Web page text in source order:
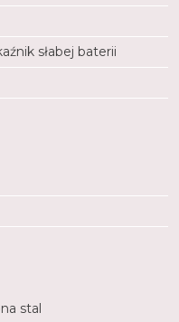
słabej baterii
stal